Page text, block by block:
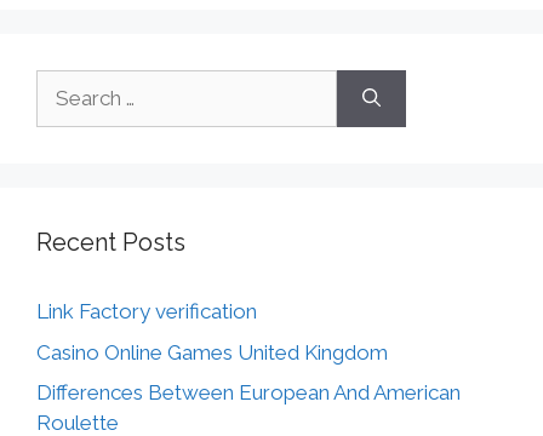
Recent Posts
Link Factory verification
Casino Online Games United Kingdom
Differences Between European And American
Roulette